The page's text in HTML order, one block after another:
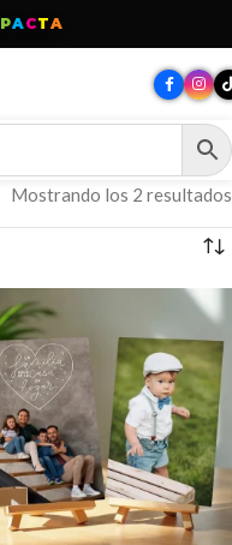
PACTA
Mostrando los 2 resultados